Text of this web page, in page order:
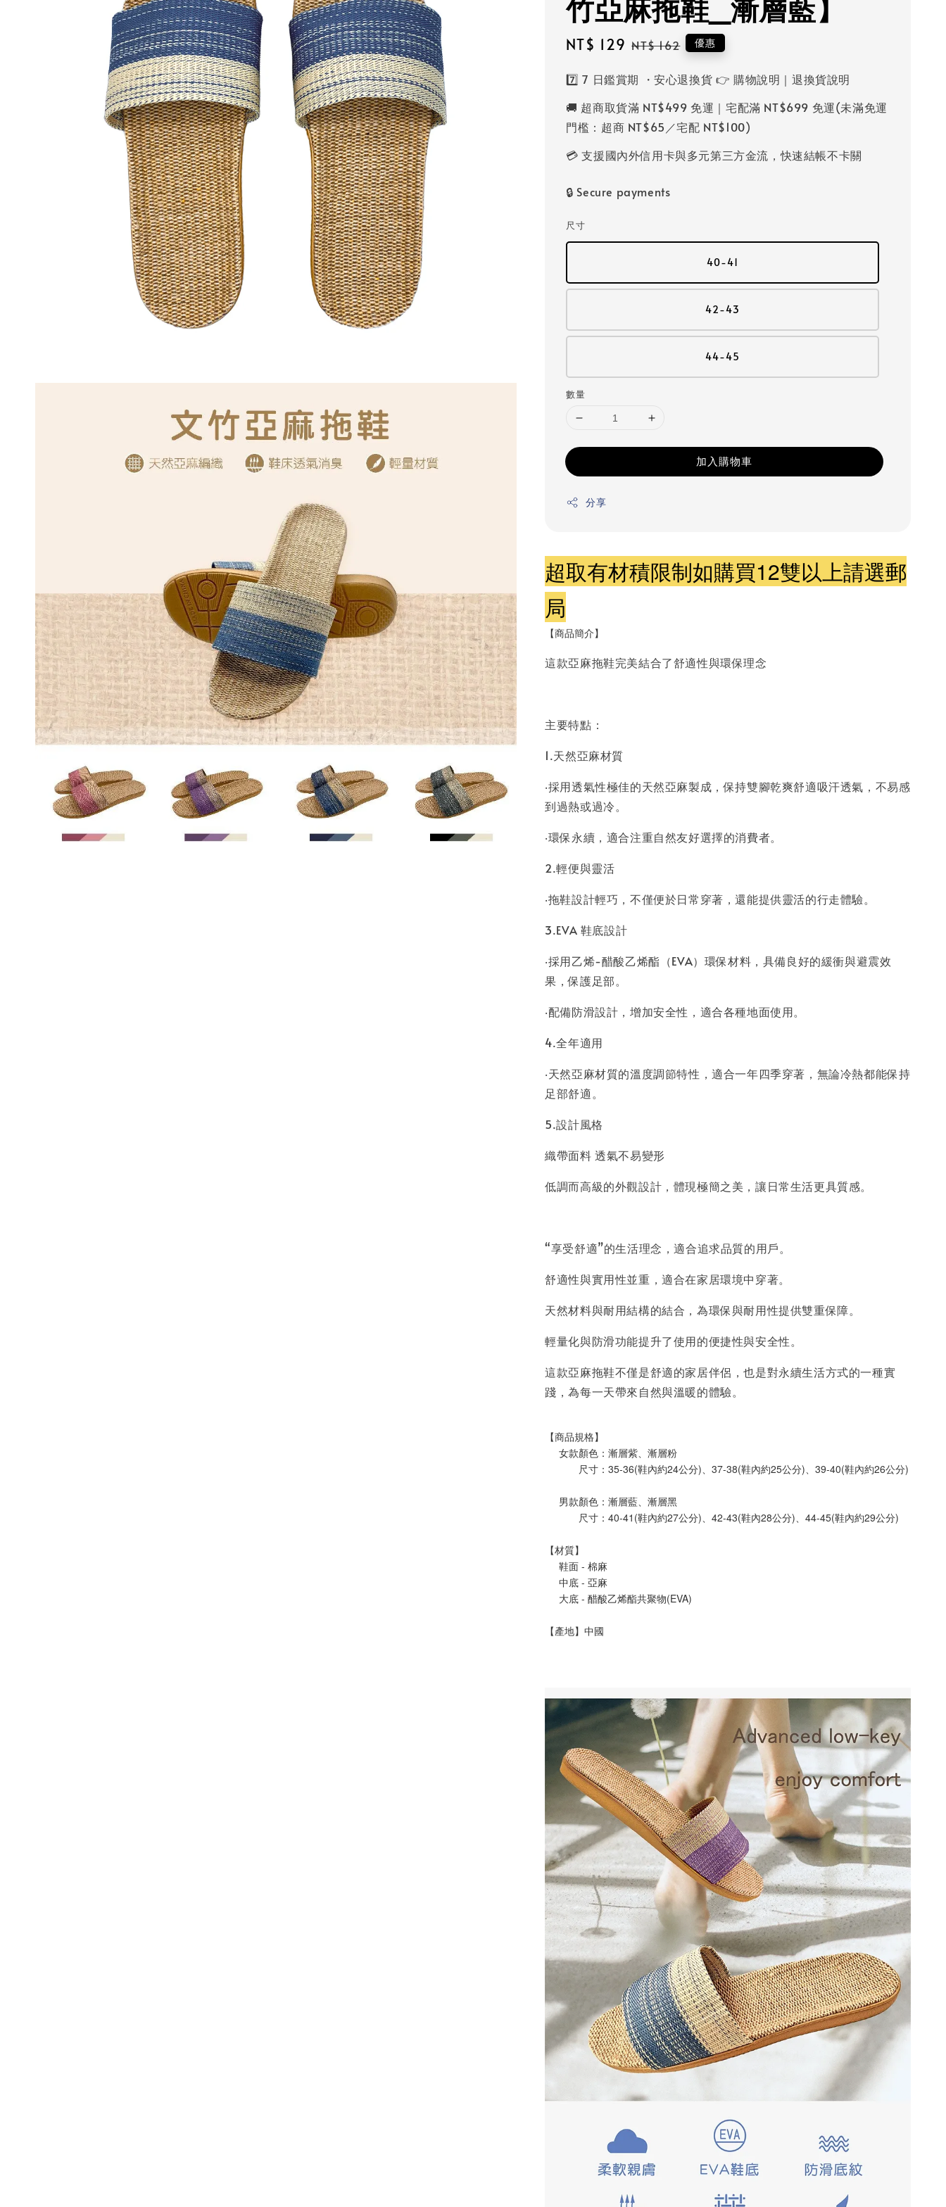
竹亞麻拖鞋_漸層藍】
Sale
NT$ 129 Regular
NT$ 162 優惠
7️⃣ 7 日鑑賞期 ・安心退換貨 👉 購物說明｜退換貨說明
🚚 超商取貨滿 NT$499 免運｜宅配滿 NT$699 免運(未滿免運
門檻：超商 NT$65／宅配 NT$100)
💳 支援國內外信用卡與多元第三方金流，快速結帳不卡關
🔒 Secure payments
尺寸
40-41
42-43
44-45
數量
加入購物車
分享
超取有材積限制如購買12雙以上請選郵
局
【商品簡介】
這款亞麻拖鞋完美結合了舒適性與環保理念
主要特點：
1.天然亞麻材質
‧採用透氣性極佳的天然亞麻製成，保持雙腳乾爽舒適吸汗透氣，不易感
到過熱或過冷。
‧環保永續，適合注重自然友好選擇的消費者。
2.輕便與靈活
‧拖鞋設計輕巧，不僅便於日常穿著，還能提供靈活的行走體驗。
3.EVA 鞋底設計
‧採用乙烯-醋酸乙烯酯（EVA）環保材料，具備良好的緩衝與避震效
果，保護足部。
‧配備防滑設計，增加安全性，適合各種地面使用。
4.全年適用
‧天然亞麻材質的溫度調節特性，適合一年四季穿著，無論冷熱都能保持
足部舒適。
5.設計風格
織帶面料 透氣不易變形
低調而高級的外觀設計，體現極簡之美，讓日常生活更具質感。
“享受舒適”的生活理念，適合追求品質的用戶。
舒適性與實用性並重，適合在家居環境中穿著。
天然材料與耐用結構的結合，為環保與耐用性提供雙重保障。
輕量化與防滑功能提升了使用的便捷性與安全性。
這款亞麻拖鞋不僅是舒適的家居伴侶，也是對永續生活方式的一種實
踐，為每一天帶來自然與溫暖的體驗。
【商品規格】
女款顏色：漸層紫、漸層粉
尺寸：35-36(鞋內約24公分)、37-38(鞋內約25公分)、39-40(鞋內約26公分)
男款顏色：漸層藍、漸層黑
尺寸：40-41(鞋內約27公分)、42-43(鞋內28公分)、44-45(鞋內約29公分)
【材質】
鞋面 - 棉麻
中底 - 亞麻
大底 - 醋酸乙烯酯共聚物(EVA)
【產地】中國